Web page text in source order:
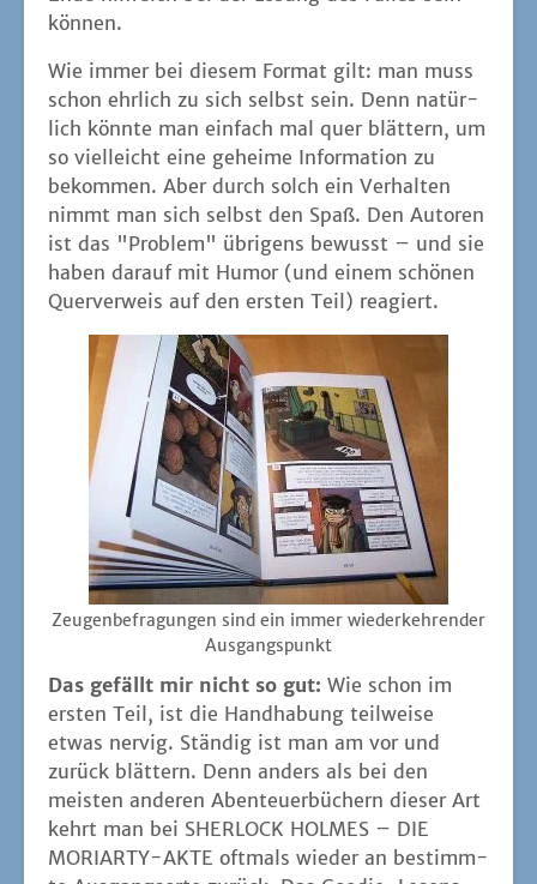
können.
Wie immer bei die­sem For­mat gilt: man muss
schon ehr­lich zu sich selbst sein. Denn natür­
lich könn­te man ein­fach mal quer blät­tern, um
so viel­leicht eine gehei­me Infor­ma­ti­on zu
bekom­men. Aber durch solch ein Ver­hal­ten
nimmt man sich selbst den Spaß. Den Autoren
ist das "Pro­blem" übri­gens bewusst – und sie
haben dar­auf mit Humor (und einem schö­nen
Quer­ver­weis auf den ers­ten Teil) reagiert.
Zeu­gen­be­fra­gun­gen sind ein immer wie­der­keh­ren­der
Ausgangspunkt
Das gefällt mir nicht so gut: Wie schon im
ers­ten Teil, ist die Hand­ha­bung teil­wei­se
etwas ner­vig. Stän­dig ist man am vor und
zurück blät­tern. Denn anders als bei den
meis­ten ande­ren Aben­teu­er­bü­chern die­ser Art
kehrt man bei SHERLOCK HOLMES – DIE
MORIARTY-AKTE oft­mals wie­der an bestimm­